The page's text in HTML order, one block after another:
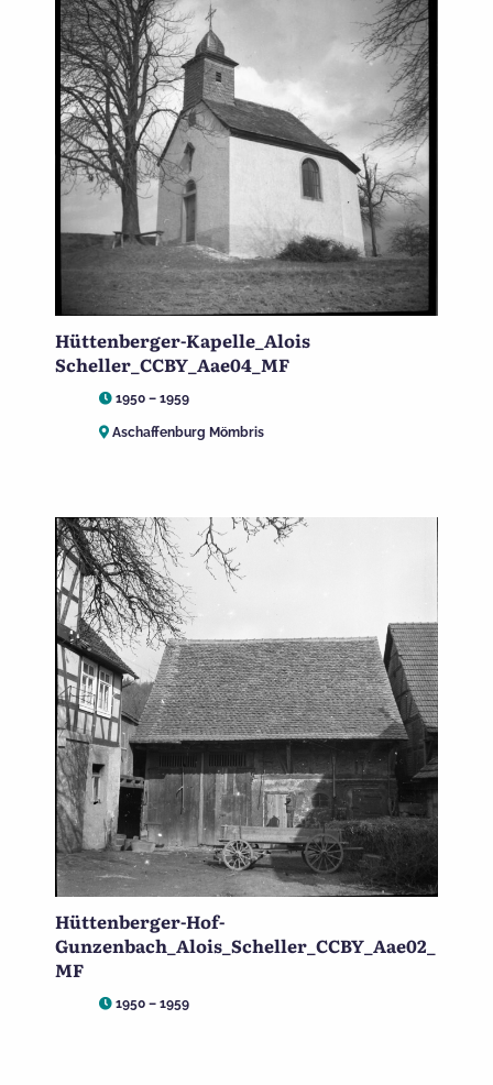
Hüttenberger-Kapelle_Alois
Scheller_CCBY_Aae04_MF
1950 – 1959
Aschaffenburg Mömbris
Hüttenberger-Hof-
Gunzenbach_Alois_Scheller_CCBY_Aae02_
MF
1950 – 1959